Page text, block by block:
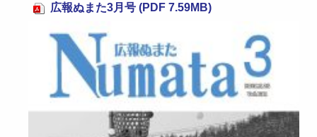
広報ぬまた3月号 (PDF 7.59MB)